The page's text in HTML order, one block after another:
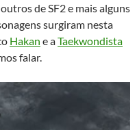
de SF2 e mais alguns
surgiram nesta
Hakan e aTaekwondista
falar.